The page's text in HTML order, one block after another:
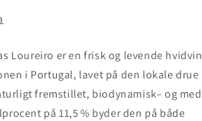
å
d
e
Loureiro er en frisk og levende hvidvin
i Portugal, lavet på den lokale drue
fremstillet, biodynamisk– og med
på 11,5 % byder den på både